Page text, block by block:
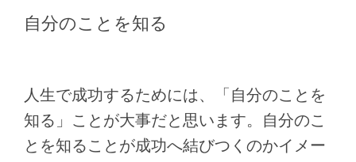
自分のことを知る
人生で成功するためには、「自分のことを
知る」ことが大事だと思います。自分のこ
とを知ることが成功へ結びつくのかイメー